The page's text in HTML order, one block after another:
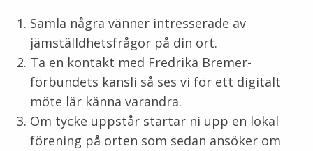
Samla några vänner intresserade av
jämställdhetsfrågor på din ort.
Ta en kontakt med Fredrika Bremer-
förbundets kansli så ses vi för ett digitalt
möte lär känna varandra.
Om tycke uppstår startar ni upp en lokal
förening på orten som sedan ansöker om